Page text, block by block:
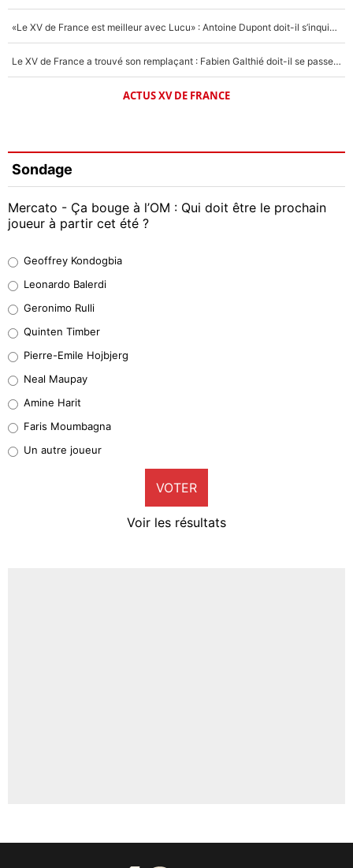
«Le XV de France est meilleur avec Lucu» : Antoine Dupont doit-il s’inquiéter pour sa place ?
Le XV de France a trouvé son remplaçant : Fabien Galthié doit-il se passer d'Antoine Dupont ?
ACTUS XV DE FRANCE
Sondage
Mercato - Ça bouge à l’OM : Qui doit être le prochain
joueur à partir cet été ?
38%
32%
5%
1%
9%
Geoffrey Kondogbia
Leonardo Balerdi
Geronimo Rulli
Quinten Timber
Pierre-Emile Hojbjerg
Neal Maupay
Amine Harit
Faris Moumbagna
Un autre joueur
VOTER
Voir les résultats